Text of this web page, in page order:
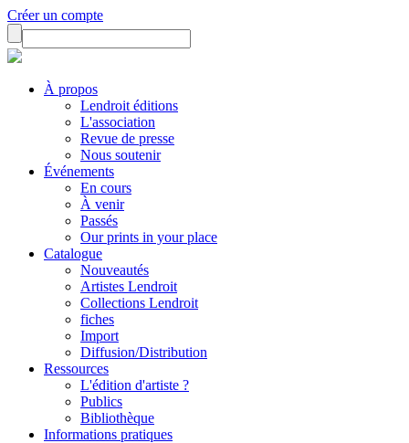
Créer un compte
À propos
Lendroit éditions
L'association
Revue de presse
Nous soutenir
Événements
En cours
À venir
Passés
Our prints in your place
Catalogue
Nouveautés
Artistes Lendroit
Collections Lendroit
fiches
Import
Diffusion/Distribution
Ressources
L'édition d'artiste ?
Publics
Bibliothèque
Informations pratiques